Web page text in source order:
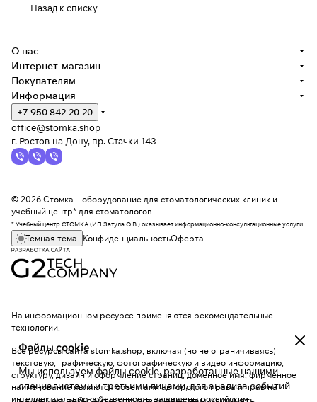
Назад к списку
Файлы cookie
Мы используем файлы cookie, разработанные нашими
специалистами и третьими лицами, для анализа событий
О нас
Интернет-магазин
Покупателям
Информация
+7 950 842-20-20
office@stomka.shop
г. Ростов-на-Дону, пр. Стачки 143
© 2026 Стомка – оборудование для стоматологических клиник и
учебный центр* для стоматологов
* Учебный центр СТОМКА (ИП Затула О.В.) оказывает информационно-консультационные услуги
Темная тема КонфиденциальностьОферта
На информационном ресурсе применяются рекомендательные
технологии.
Все ресурсы сайта stomka.shop, включая (но не ограничиваясь)
текстовую, графическую, фотографическую и видео информацию,
структуру, дизайн и оформление страниц, доменное имя, фирменное
наименование являются объектами авторского права и прав на
интеллектуальную собственность, защищены российским